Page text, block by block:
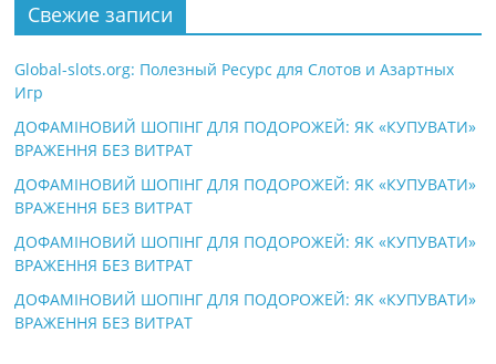
Свежие записи
Global-slots.org: Полезный Ресурс для Слотов и Азартных
Игр
ДОФАМІНОВИЙ ШОПІНГ ДЛЯ ПОДОРОЖЕЙ: ЯК «КУПУВАТИ»
ВРАЖЕННЯ БЕЗ ВИТРАТ
ДОФАМІНОВИЙ ШОПІНГ ДЛЯ ПОДОРОЖЕЙ: ЯК «КУПУВАТИ»
ВРАЖЕННЯ БЕЗ ВИТРАТ
ДОФАМІНОВИЙ ШОПІНГ ДЛЯ ПОДОРОЖЕЙ: ЯК «КУПУВАТИ»
ВРАЖЕННЯ БЕЗ ВИТРАТ
ДОФАМІНОВИЙ ШОПІНГ ДЛЯ ПОДОРОЖЕЙ: ЯК «КУПУВАТИ»
ВРАЖЕННЯ БЕЗ ВИТРАТ